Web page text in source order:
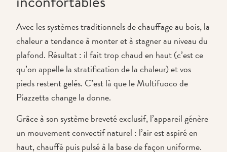
Avec les systèmes traditionnels de chauffage au bois, la
chaleur a tendance à monter et à stagner au niveau du
plafond. Résultat : il fait trop chaud en haut (c’est ce
qu’on appelle la stratification de la chaleur) et vos
pieds restent gelés. C’est là que le Multifuoco de
Piazzetta change la donne.
Grâce à son système breveté exclusif, l’appareil génère
un mouvement convectif naturel : l’air est aspiré en
haut, chauffé puis pulsé à la base de façon uniforme.